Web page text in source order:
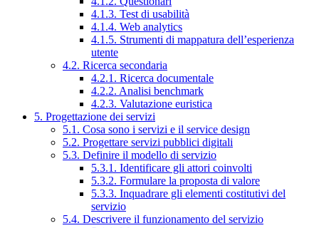
4.1.3. Test di usabilità
4.1.4. Web analytics
4.1.5. Strumenti di mappatura dell’esperienza
utente
4.2. Ricerca secondaria
4.2.1. Ricerca documentale
4.2.2. Analisi benchmark
4.2.3. Valutazione euristica
5. Progettazione dei servizi
5.1. Cosa sono i servizi e il service design
5.2. Progettare servizi pubblici digitali
5.3. Definire il modello di servizio
5.3.1. Identificare gli attori coinvolti
5.3.2. Formulare la proposta di valore
5.3.3. Inquadrare gli elementi costitutivi del
servizio
5.4. Descrivere il funzionamento del servizio